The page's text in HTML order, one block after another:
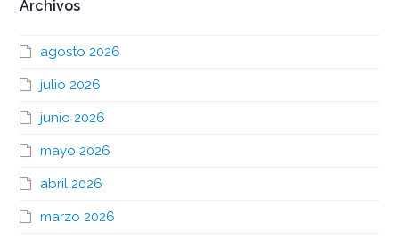
Archivos
agosto 2026
julio 2026
junio 2026
mayo 2026
abril 2026
marzo 2026